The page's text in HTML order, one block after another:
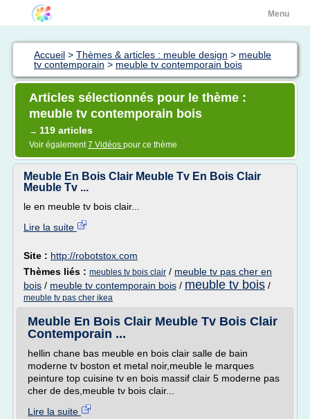
Menu
Accueil > Thèmes & articles : meuble design > meuble
tv contemporain > meuble tv contemporain bois
Articles sélectionnés pour le thème :
meuble tv contemporain bois
→ 119 articles
Voir également7 Vidéos pour ce thème
Meuble En Bois Clair Meuble Tv En Bois Clair
Meuble Tv ...
le en meuble tv bois clair...
Lire la suite
Site : http://robotstox.com
Thèmes liés : meubles tv bois clair / meuble tv pas cher en
bois / meuble tv contemporain bois / meuble tv bois /
meuble tv pas cher ikea
Meuble En Bois Clair Meuble Tv Bois Clair
Contemporain ...
hellin chane bas meuble en bois clair salle de bain
moderne tv boston et metal noir,meuble le marques
peinture top cuisine tv en bois massif clair 5 moderne pas
cher de des,meuble tv bois clair...
Lire la suite